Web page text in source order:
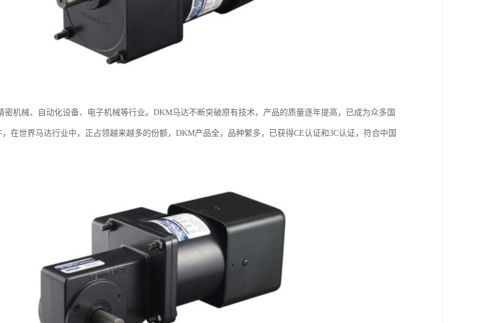
密机械、自动化设备、电子机械等行业。DKM马达不断突破原有技术，产品的质量逐年提高，已成为众多国
在世界马达行业中，正占领越来越多的份额，DKM产品全，品种繁多，已获得CE认证和3C认证，符合中国